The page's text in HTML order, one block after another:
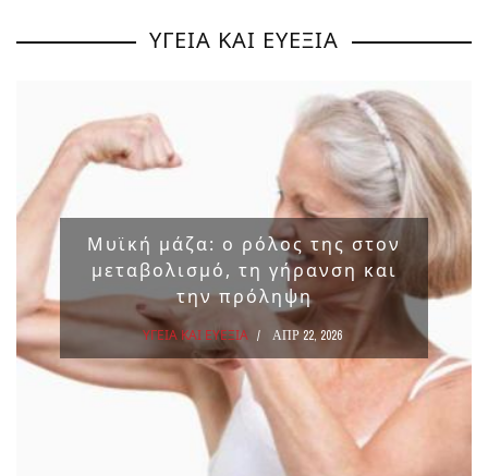
ΥΓΕΙΑ ΚΑΙ ΕΥΕΞΙΑ
Μυϊκή μάζα: ο ρόλος της στον
μεταβολισμό, τη γήρανση και
την πρόληψη
ΥΓΕΙΑ ΚΑΙ ΕΥΕΞΙΑ ΑΠΡ 22, 2026